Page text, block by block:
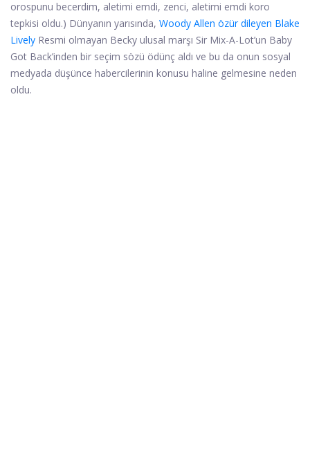
orospunu becerdim, aletimi emdi, zenci, aletimi emdi koro
tepkisi oldu.) Dünyanın yarısında, Woody Allen özür dileyen Blake
Lively Resmi olmayan Becky ulusal marşı Sir Mix-A-Lot’un Baby
Got Back’inden bir seçim sözü ödünç aldı ve bu da onun sosyal
medyada düşünce habercilerinin konusu haline gelmesine neden
oldu.